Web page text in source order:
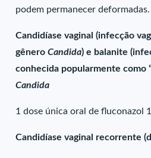
podem permanecer deformadas.
Candidíase vaginal (infecção
gêneroCandida) e balanite
conhecida popularmente como
Candida
1 dose única oral de fluconazol
Candidíase vaginal recorrente